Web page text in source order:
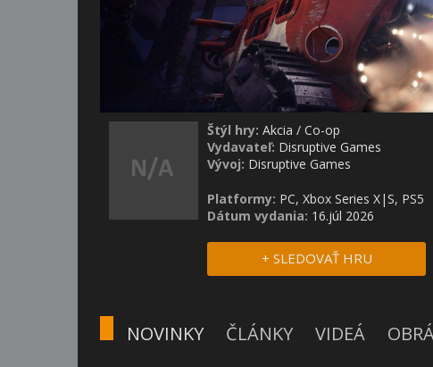
Štýl hry: Akcia / Co-op
Vydavateľ: Disruptive Games
Vývoj: Disruptive Games
Platformy: PC, Xbox Series X|S, PS5
Dátum vydania: 16.júl 2026
+ SLEDOVAŤ HRU
NOVINKY ČLÁNKY VIDEÁ